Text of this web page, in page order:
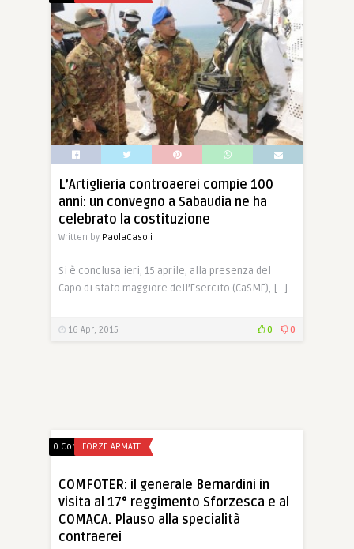
L’Artiglieria controaerei compie 100
anni: un convegno a Sabaudia ne ha
celebrato la costituzione
Written by PaolaCasoli
Si è conclusa ieri, 15 aprile, alla presenza del
Capo di stato maggiore dell’Esercito (CaSME), […]
16 Apr, 2015 0 0
0 CommentsFORZE ARMATE
COMFOTER: il generale Bernardini in
visita al 17° reggimento Sforzesca e al
COMACA. Plauso alla specialità
contraerei